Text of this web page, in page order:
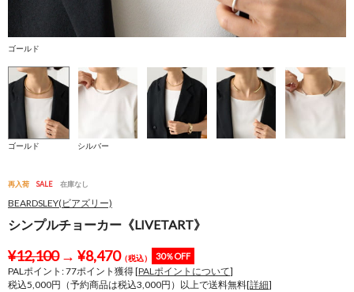
ゴールド
ゴールド シルバー
再入荷 SALE 在庫なし
BEARDSLEY(ビアズリー)
シンプルチョーカー《LIVETART》
¥12,100→ ¥8,470（税込） 30％OFF
PALポイント:77ポイント獲得 [PALポイントについて]
税込5,000円（予約商品は税込3,000円）以上で送料無料[詳細]